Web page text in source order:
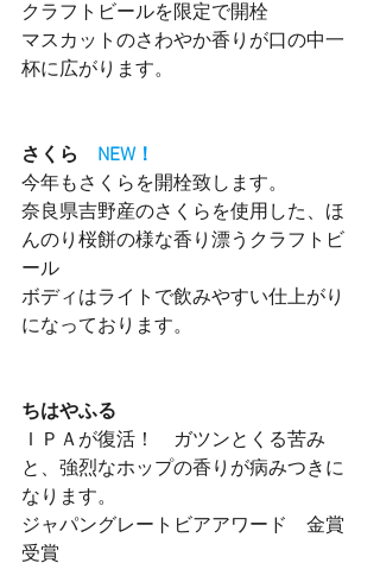
クラフトビールを限定で開栓
マスカットのさわやか香りが口の中一
杯に広がります。
さくら NEW！
今年もさくらを開栓致します。
奈良県吉野産のさくらを使用した、ほ
んのり桜餅の様な香り漂うクラフトビ
ール
ボディはライトで飲みやすい仕上がり
になっております。
ちはやふる
ＩＰＡが復活！　ガツンとくる苦み
と、強烈なホップの香りが病みつきに
なります。
ジャパングレートビアアワード　金賞
受賞